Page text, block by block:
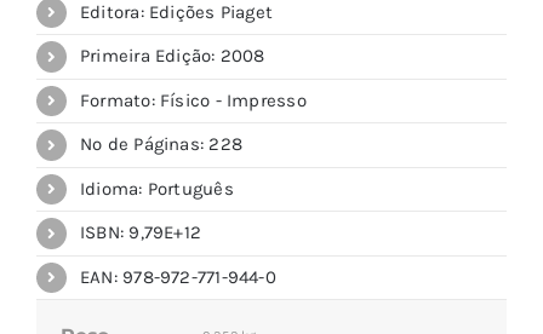
Editora: Edições Piaget
Primeira Edição: 2008
Formato: Físico - Impresso
Nº de Páginas: 228
Idioma: Português
ISBN: 9,79E+12
EAN: 978-972-771-944-0